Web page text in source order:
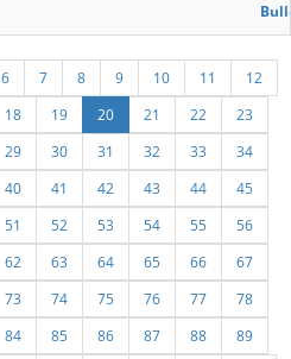
6 7 8 9 10 11
12
18 19 20 21 22
23
29 30 31 32 33
34
40 41 42 43 44
45
51 52 53 54 55
56
62 63 64 65 66
67
73 74 75 76 77
78
84 85 86 87 88 89